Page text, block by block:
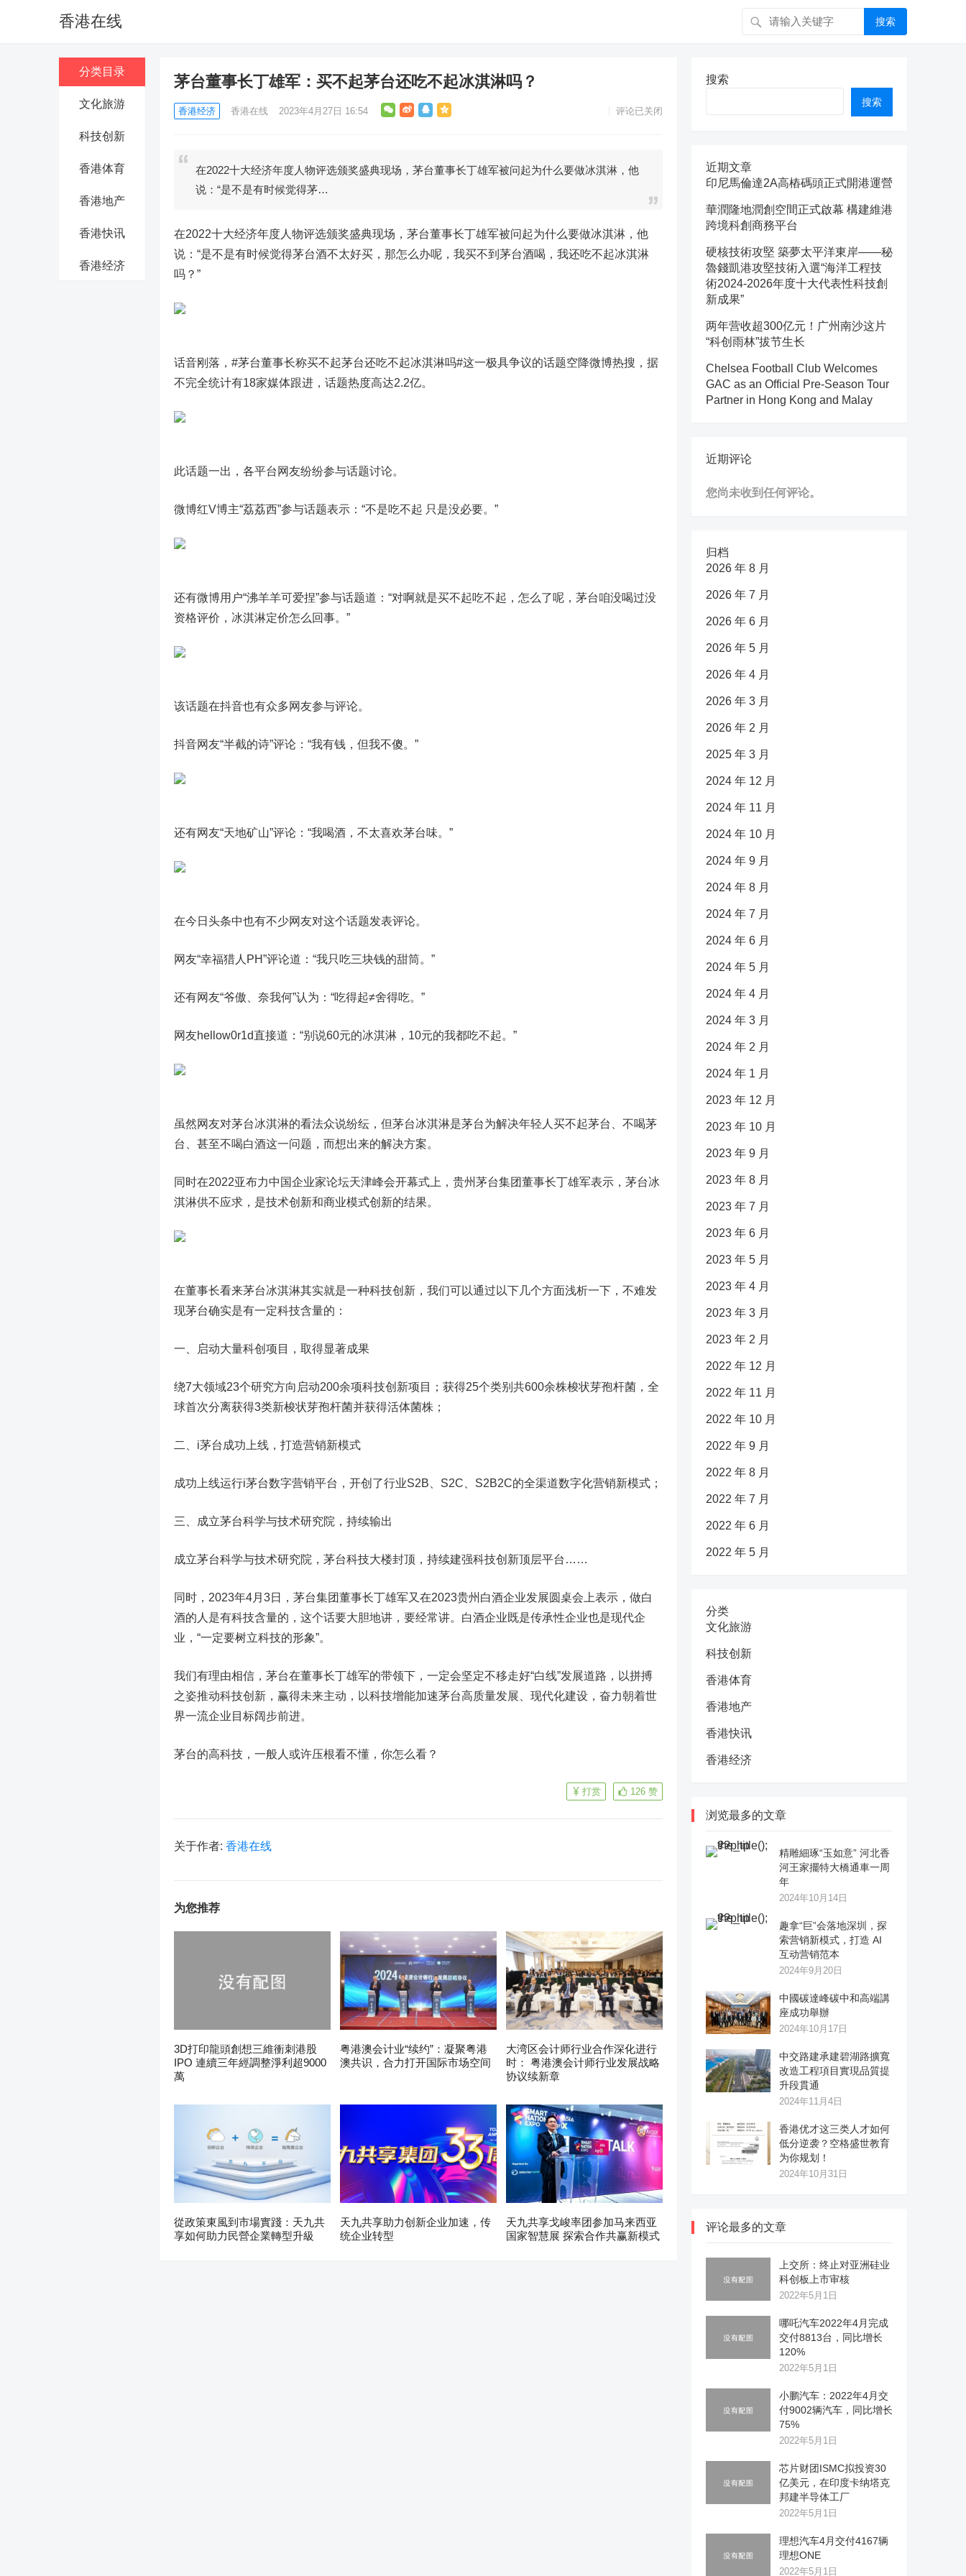
香港在线 搜索
分类目录
文化旅游
科技创新
香港体育
香港地产
香港快讯
香港经济
茅台董事长丁雄军：买不起茅台还吃不起冰淇淋吗？
香港经济 香港在线 2023年4月27日 16:54 评论已关闭
在2022十大经济年度人物评选颁奖盛典现场，茅台董事长丁雄军被问起为什么要做冰淇淋，他
说：“是不是有时候觉得茅…
在2022十大经济年度人物评选颁奖盛典现场，茅台董事长丁雄军被问起为什么要做冰淇淋，他
说：“是不是有时候觉得茅台酒不太好买，那怎么办呢，我买不到茅台酒喝，我还吃不起冰淇淋
吗？”
话音刚落，#茅台董事长称买不起茅台还吃不起冰淇淋吗#这一极具争议的话题空降微博热搜，据
不完全统计有18家媒体跟进，话题热度高达2.2亿。
此话题一出，各平台网友纷纷参与话题讨论。
微博红V博主“荔荔西”参与话题表示：“不是吃不起 只是没必要。”
还有微博用户“沸羊羊可爱捏”参与话题道：“对啊就是买不起吃不起，怎么了呢，茅台咱没喝过没
资格评价，冰淇淋定价怎么回事。”
该话题在抖音也有众多网友参与评论。
抖音网友“半截的诗”评论：“我有钱，但我不傻。”
还有网友“天地矿山”评论：“我喝酒，不太喜欢茅台味。”
在今日头条中也有不少网友对这个话题发表评论。
网友“幸福猎人PH”评论道：“我只吃三块钱的甜筒。”
还有网友“爷傲、奈我何”认为：“吃得起≠舍得吃。”
网友hellow0r1d直接道：“别说60元的冰淇淋，10元的我都吃不起。”
虽然网友对茅台冰淇淋的看法众说纷纭，但茅台冰淇淋是茅台为解决年轻人买不起茅台、不喝茅
台、甚至不喝白酒这一问题，而想出来的解决方案。
同时在2022亚布力中国企业家论坛天津峰会开幕式上，贵州茅台集团董事长丁雄军表示，茅台冰
淇淋供不应求，是技术创新和商业模式创新的结果。
在董事长看来茅台冰淇淋其实就是一种科技创新，我们可以通过以下几个方面浅析一下，不难发
现茅台确实是有一定科技含量的：
一、启动大量科创项目，取得显著成果
绕7大领域23个研究方向启动200余项科技创新项目；获得25个类别共600余株梭状芽孢杆菌，全
球首次分离获得3类新梭状芽孢杆菌并获得活体菌株；
二、i茅台成功上线，打造营销新模式
成功上线运行i茅台数字营销平台，开创了行业S2B、S2C、S2B2C的全渠道数字化营销新模式；
三、成立茅台科学与技术研究院，持续输出
成立茅台科学与技术研究院，茅台科技大楼封顶，持续建强科技创新顶层平台……
同时，2023年4月3日，茅台集团董事长丁雄军又在2023贵州白酒企业发展圆桌会上表示，做白
酒的人是有科技含量的，这个话要大胆地讲，要经常讲。白酒企业既是传承性企业也是现代企
业，“一定要树立科技的形象”。
我们有理由相信，茅台在董事长丁雄军的带领下，一定会坚定不移走好“白线”发展道路，以拼搏
之姿推动科技创新，赢得未来主动，以科技增能加速茅台高质量发展、现代化建设，奋力朝着世
界一流企业目标阔步前进。
茅台的高科技，一般人或许压根看不懂，你怎么看？
126 赞
打赏
关于作者: 香港在线
为您推荐
3D打印龍頭創想三維衝刺港股
IPO 連續三年經調整淨利超9000
萬
粤港澳会计业“续约”：凝聚粤港
澳共识，合力打开国际市场空间
大湾区会计师行业合作深化进行
时： 粤港澳会计师行业发展战略
协议续新章
從政策東風到市場實踐：天九共
享如何助力民營企業轉型升級
天九共享助力创新企业加速，传
统企业转型
天九共享戈峻率团参加马来西亚
国家智慧展 探索合作共赢新模式
搜索
搜索
近期文章
印尼馬倫達2A高樁碼頭正式開港運營
華潤隆地潤創空間正式啟幕 構建維港
跨境科創商務平台
硬核技術攻堅 築夢太平洋東岸——秘
魯錢凱港攻堅技術入選“海洋工程技
術2024-2026年度十大代表性科技創
新成果”
两年营收超300亿元！广州南沙这片
“科创雨林”拔节生长
Chelsea Football Club Welcomes
GAC as an Official Pre-Season Tour
Partner in Hong Kong and Malay
近期评论
您尚未收到任何评论。
归档
2026 年 8 月
2026 年 7 月
2026 年 6 月
2026 年 5 月
2026 年 4 月
2026 年 3 月
2026 年 2 月
2025 年 3 月
2024 年 12 月
2024 年 11 月
2024 年 10 月
2024 年 9 月
2024 年 8 月
2024 年 7 月
2024 年 6 月
2024 年 5 月
2024 年 4 月
2024 年 3 月
2024 年 2 月
2024 年 1 月
2023 年 12 月
2023 年 10 月
2023 年 9 月
2023 年 8 月
2023 年 7 月
2023 年 6 月
2023 年 5 月
2023 年 4 月
2023 年 3 月
2023 年 2 月
2022 年 12 月
2022 年 11 月
2022 年 10 月
2022 年 9 月
2022 年 8 月
2022 年 7 月
2022 年 6 月
2022 年 5 月
分类
文化旅游
科技创新
香港体育
香港地产
香港快讯
香港经济
浏览最多的文章
精雕細琢“玉如意” 河北香
河王家擺特大橋通車一周
年
2024年10月14日
趣拿“巨”会落地深圳，探
索营销新模式，打造 AI
互动营销范本
2024年9月20日
中國碳達峰碳中和高端講
座成功舉辦
2024年10月17日
中交路建承建碧湖路擴寬
改造工程項目實現品質提
升段貫通
2024年11月4日
香港优才这三类人才如何
低分逆袭？空格盛世教育
为你规划！
2024年10月31日
评论最多的文章
上交所：终止对亚洲硅业
科创板上市审核
2022年5月1日
哪吒汽车2022年4月完成
交付8813台，同比增长
120%
2022年5月1日
小鹏汽车：2022年4月交
付9002辆汽车，同比增长
75%
2022年5月1日
芯片财团ISMC拟投资30
亿美元，在印度卡纳塔克
邦建半导体工厂
2022年5月1日
理想汽车4月交付4167辆
理想ONE
2022年5月1日